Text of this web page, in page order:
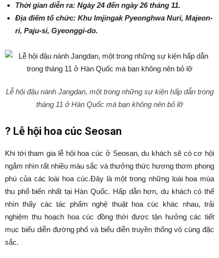
Thời gian diễn ra: Ngày 24 đến ngày 26 tháng 11.
Địa điểm tổ chức: Khu Imjingak Pyeonghwa Nuri, Majeon-
ri, Paju-si, Gyeonggi-do.
Lễ hội đậu nành Jangdan, một trong những sự kiện hấp dẫn trong
tháng 11 ở Hàn Quốc mà bạn không nên bỏ lỡ
? Lễ hội hoa cúc Seosan
Khi tới tham gia lễ hội hoa cúc ở Seosan, du khách sẽ có cơ hội
ngắm nhìn rất nhiều màu sắc và thưởng thức hương thơm phong
phú của các loài hoa cúc.Đây là một trong những loài hoa mùa
thu phổ biến nhất tại Hàn Quốc. Hấp dẫn hơn, du khách có thể
nhìn thấy các tác phẩm nghệ thuật hoa cúc khác nhau, trải
nghiệm thu hoạch hoa cúc đồng thời được tận hưởng các tiết
mục biểu diễn đường phố và biểu diễn truyền thống vô cùng đặc
sắc.